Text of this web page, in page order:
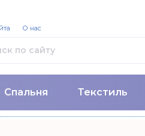
Спальня Текстиль
О нас